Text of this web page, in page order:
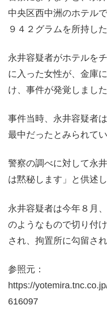
中央区西中洲のホテル
９４２グラムを所持し
永井容疑者がホテルを
に入った女性が、金庫
け、事件が発覚しました
事件当時、永井容疑者
最中だったとみられてい
警察の調べに対して永
は黙秘します」と供述し
永井容疑者は今年８月
のようなもので切り付
され、拘置所に勾留さ
参照元：
https://
616097